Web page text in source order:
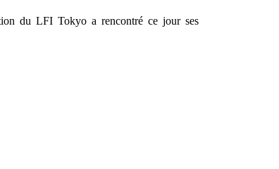
du LFI Tokyo a rencontré ce jour ses